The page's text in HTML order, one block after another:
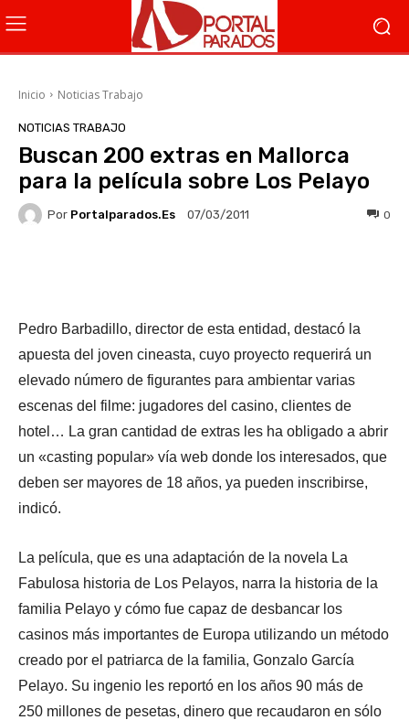
Inicio Noticias Trabajo
NOTICIAS TRABAJO
Buscan 200 extras en Mallorca
para la película sobre Los Pelayo
Por Portalparados.es 07/03/2011 0
Pedro Barbadillo, director de esta entidad, destacó la
apuesta del joven cineasta, cuyo proyecto requerirá un
elevado número de figurantes para ambientar varias
escenas del filme: jugadores del casino, clientes de
hotel… La gran cantidad de extras les ha obligado a abrir
un «casting popular» vía web donde los interesados, que
deben ser mayores de 18 años, ya pueden inscribirse,
indicó.
La película, que es una adaptación de la novela La
Fabulosa historia de Los Pelayos, narra la historia de la
familia Pelayo y cómo fue capaz de desbancar los
casinos más importantes de Europa utilizando un método
creado por el patriarca de la familia, Gonzalo García
Pelayo. Su ingenio les reportó en los años 90 más de
250 millones de pesetas, dinero que recaudaron en sólo